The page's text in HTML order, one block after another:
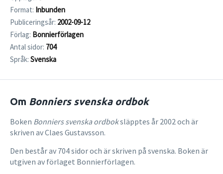
Format: Inbunden
Publiceringsår: 2002-09-12
Förlag: Bonnierförlagen
Antal sidor: 704
Språk: Svenska
Om Bonniers svenska ordbok
Boken Bonniers svenska ordboksläpptes år 2002 och är
skriven av Claes Gustavsson.
Den består av 704 sidor och är skriven på svenska. Boken är
utgiven av förlaget Bonnierförlagen.